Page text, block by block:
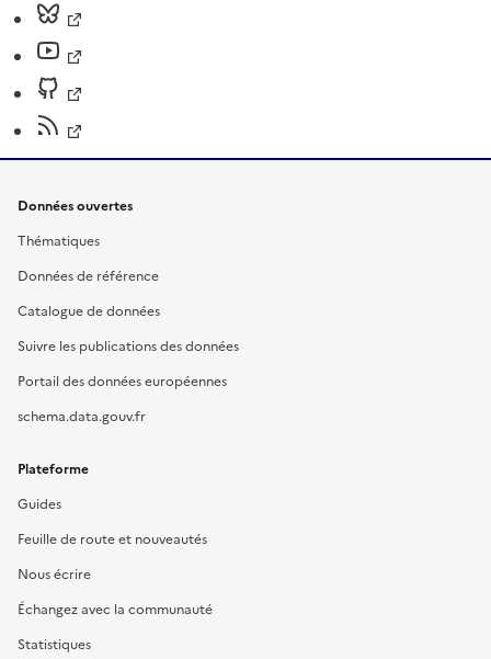
Données ouvertes
Thématiques
Données de référence
Catalogue de données
Suivre les publications des données
Portail des données européennes
schema.data.gouv.fr
Plateforme
Guides
Feuille de route et nouveautés
Nous écrire
Échangez avec la communauté
Statistiques